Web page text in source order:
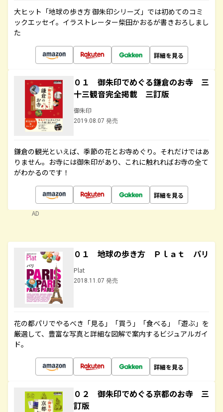
大ヒット「地球の歩き方 御朱印シリーズ」では初めてのコミ
ックエッセイ。イラストレーター柴田かおるが書きおろしまし
た
詳細を見る
０１ 御朱印でめぐる鎌倉のお寺 三
十三観音完全掲載 三訂版
御朱印
2019.08.07 発売
鎌倉の観光といえば、季節の花とお寺めぐり。それだけではあ
りません。お寺には御朱印があり、これに触れればお寺の全て
がわかるのです！
詳細を見る
AD
０１ 地球の歩き方 Ｐｌａｔ パリ
Plat
2018.11.07 発売
花の都パリでやるべき「見る」「買う」「食べる」「遊ぶ」を
厳選して、豊富な写真と詳細な図解で案内するビジュアルガイ
ド。
詳細を見る
０２ 御朱印でめぐる京都のお寺 三
訂版